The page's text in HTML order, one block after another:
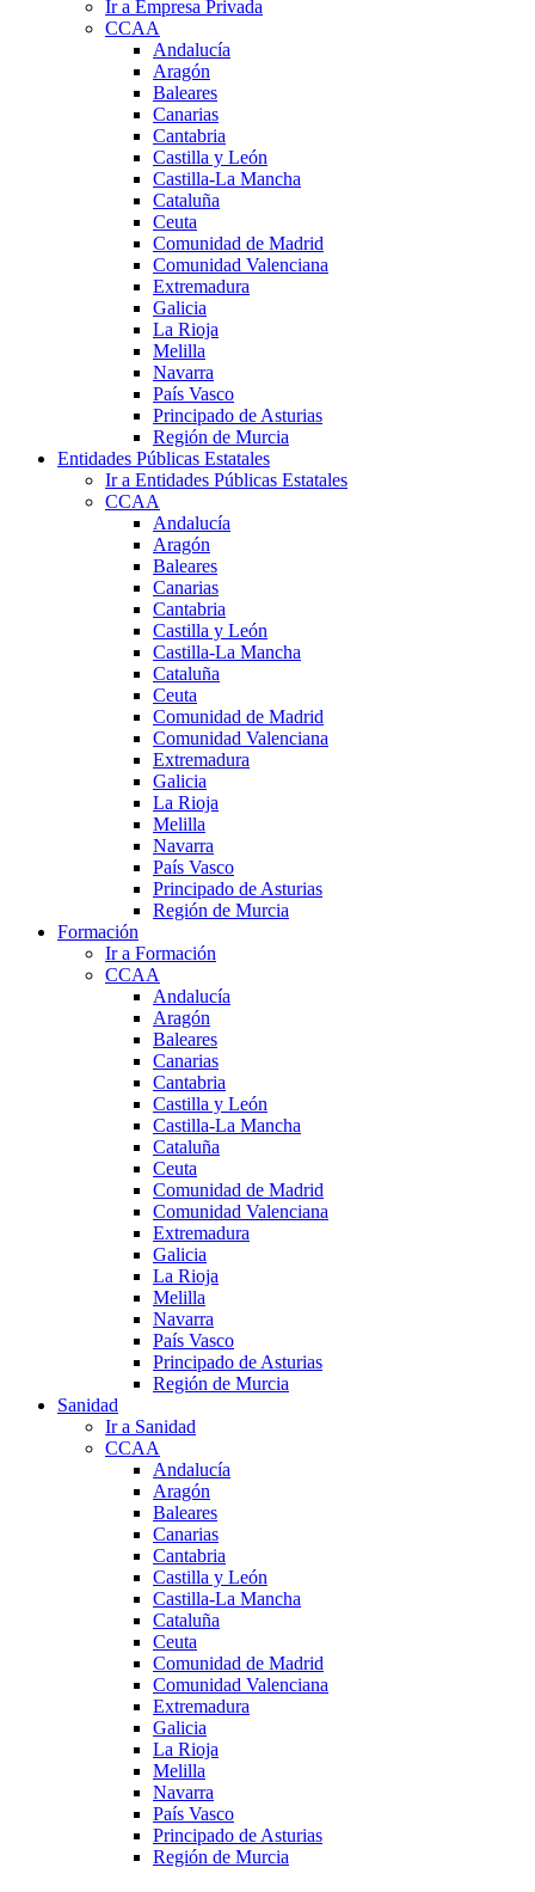
Ir a Empresa Privada
CCAA
Andalucía
Aragón
Baleares
Canarias
Cantabria
Castilla y León
Castilla-La Mancha
Cataluña
Ceuta
Comunidad de Madrid
Comunidad Valenciana
Extremadura
Galicia
La Rioja
Melilla
Navarra
País Vasco
Principado de Asturias
Región de Murcia
Entidades Públicas Estatales
Ir a Entidades Públicas Estatales
CCAA
Andalucía
Aragón
Baleares
Canarias
Cantabria
Castilla y León
Castilla-La Mancha
Cataluña
Ceuta
Comunidad de Madrid
Comunidad Valenciana
Extremadura
Galicia
La Rioja
Melilla
Navarra
País Vasco
Principado de Asturias
Región de Murcia
Formación
Ir a Formación
CCAA
Andalucía
Aragón
Baleares
Canarias
Cantabria
Castilla y León
Castilla-La Mancha
Cataluña
Ceuta
Comunidad de Madrid
Comunidad Valenciana
Extremadura
Galicia
La Rioja
Melilla
Navarra
País Vasco
Principado de Asturias
Región de Murcia
Sanidad
Ir a Sanidad
CCAA
Andalucía
Aragón
Baleares
Canarias
Cantabria
Castilla y León
Castilla-La Mancha
Cataluña
Ceuta
Comunidad de Madrid
Comunidad Valenciana
Extremadura
Galicia
La Rioja
Melilla
Navarra
País Vasco
Principado de Asturias
Región de Murcia